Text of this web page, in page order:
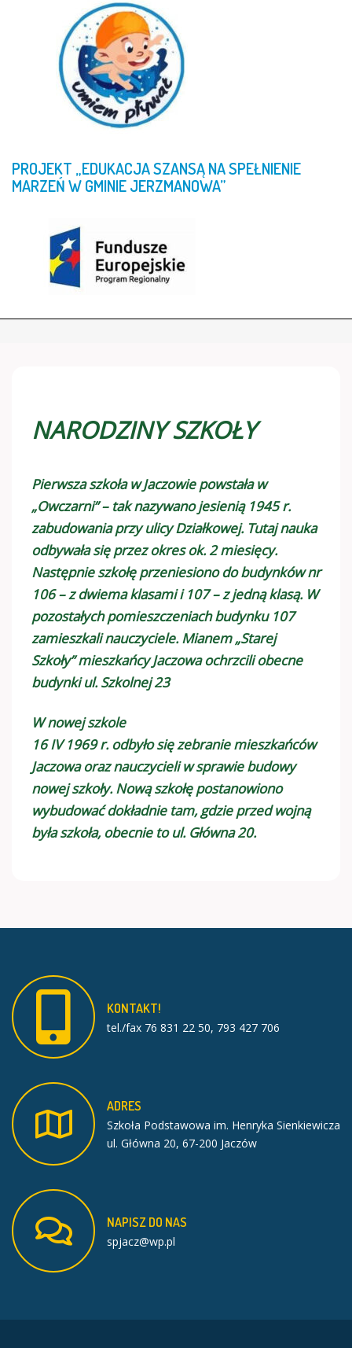
PROJEKT „EDUKACJASZANSĄNASPEŁNIENIE
MARZEŃWGMINIEJERZMANOWA”
NARODZINY SZKOŁY
Pierwsza szkoła w Jaczowie powstała w
„Owczarni” – tak nazywano jesienią 1945 r.
zabudowania przy ulicy Działkowej. Tutaj nauka
odbywała się przez okres ok. 2 miesięcy.
Następnie szkołę przeniesiono do budynków nr
106 – z dwiema klasami i 107 – z jedną klasą. W
pozostałych pomieszczeniach budynku 107
zamieszkali nauczyciele. Mianem „Starej
Szkoły” mieszkańcy Jaczowa ochrzcili obecne
budynki ul. Szkolnej 23
W nowej szkole
16 IV 1969 r. odbyło się zebranie mieszkańców
Jaczowa oraz nauczycieli w sprawie budowy
nowej szkoły. Nową szkołę postanowiono
wybudować dokładnie tam, gdzie przed wojną
była szkoła, obecnie to ul. Główna 20.
KONTAKT!
tel./fax 76 831 22 50, 793 427 706
ADRES
Szkoła Podstawowa im. Henryka Sienkiewicza
ul. Główna 20, 67-200 Jaczów
NAPISZDO NAS
spjacz@wp.pl